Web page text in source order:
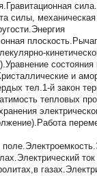
силы, механическая
и
тел.1-й закон
тепловых